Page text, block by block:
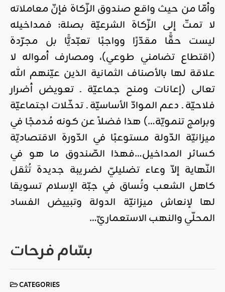
وأمّا من حيث واقع صندوق الزّكاة فإنّ معاملاته
لا تمتّ إلى الزّكاة الشرعيّة بصلة: فمداخيله
ليست حقًّا مقدّرًا وواجبًا تعبّديًّا بل مجرّدة
(اقتطاع تضامني طوعي)، ومصارف أمواله لا
علاقة لها بالأصناف الثمانية الذين عيّنهم الله
تعالى (إعانات ومنح جماعيّة ـ تعويض أضرار
فلاحيّة ـ دعم الموادّ الأساسيّة ـ تدخّلات اجتماعيّة
وبرامج تنمويّة…) هذا فضلاً عن كونه مُدمجًا في
ميزانيّة الدّولة مستوعبًا في الدّورة الاقتصاديّة
كسائر المداخيل…فهذا الصّندوق ما هو في
النّهاية إلاّ وعاء تضليليّ لضريبة جديدة تُثقل
كاهل الشعب وتُساق في جبّة الإسلام تسويقا
لها لإنعاش ميزانيّة الدولة وتبييض الفساد
المحلّي والنهب الاستعماريّ…
بسّام فرحات
CATEGORIES